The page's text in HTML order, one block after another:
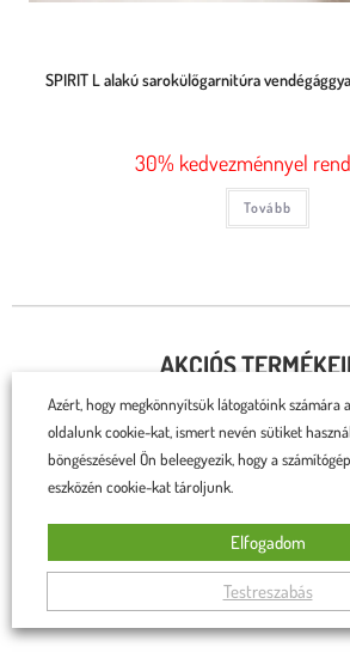
SPIRIT L alakú sarokülőgarnitúra
30% kedvezménnyel
Tovább
AKCIÓS
Azért, hogy megkönnyítsük látogatóink számára
oldalunk cookie-kat, ismert nevén sütiket
böngészésével Ön beleegyezik, hogy a
eszközén cookie-kat tároljunk.
Testreszabás
Elfogadom